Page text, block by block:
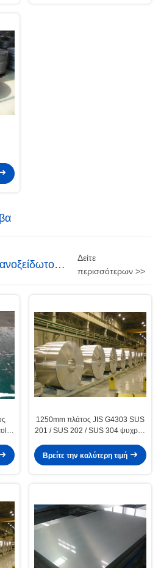
Δείτε
περισσότερων >>
1250mm πλάτος JIS G4303 SUS
201 / SUS 202 / SUS 304 ψυχρής
Coil
Βρείτε την καλύτερη τιμή